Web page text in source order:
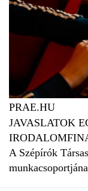
PRAE.HU
JAVASLATOK
A Szépírók